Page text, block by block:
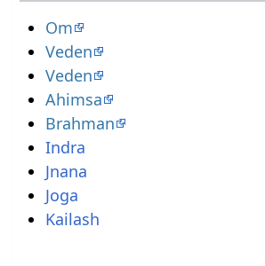
Om
Veden
Veden
Ahimsa
Brahman
Indra
Jnana
Joga
Kailash